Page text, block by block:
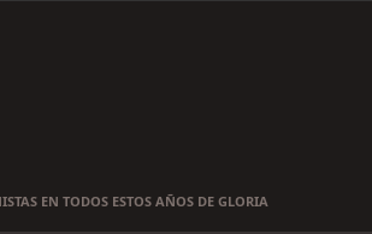
EN TODOS ESTOS AÑOS DE GLORIA